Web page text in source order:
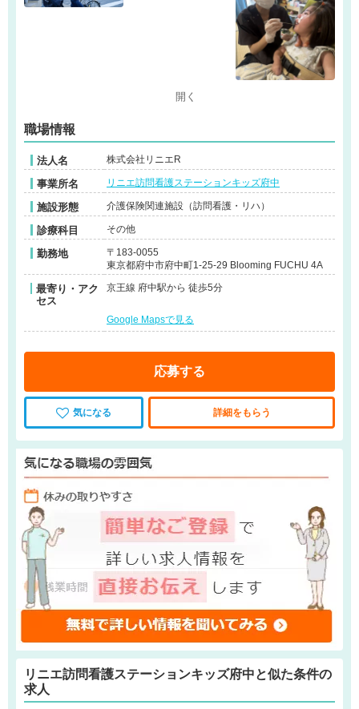
開く
職場情報
法人名 株式会社リニエR
事業所名 リニエ訪問看護ステーションキッズ府中
施設形態 介護保険関連施設（訪問看護・リハ）
診療科目 その他
勤務地
〒183-0055
東京都府中市府中町1-25-29 Blooming FUCHU 4A
最寄り・アク
セス
京王線 府中駅から 徒歩5分
Google Mapsで見る
応募する
気になる 詳細をもらう
リニエ訪問看護ステーションキッズ府中と似た条件の
求人